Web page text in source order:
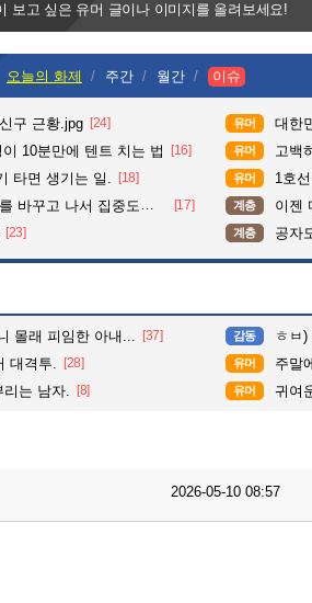
보고 싶은 유머 글이나 이미지를 올려보세요!
오늘의 화제 주간 월간 이슈
구 근황.jpg [24] 유머 대한
10분만에 텐트 치는 법 [16] 유머 고백
타면 생기는 일. [18] 유머 1호
가 확 올라갔다는 한 아파트의 안내방송 [17] 계층 이젠
[23] 계층 공자
몰래 피임한 아내... [37] 감동 ㅎㅂ
대격투. [28] 유머 주말
리는 남자. [8] 유머 귀여
2026-05-10 08:57